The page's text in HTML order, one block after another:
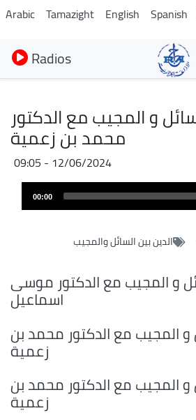
Aller
au
contenu
principal
Arabic Tamazight English Spanish
Radios
و المجيب مع الدكتور
محمد بن زعمية
12/06/2024 - 09:05
00:00
الدين بين السائل والمجيب
و المجيب مع الدكتور موسى
اسماعيل
و المجيب مع الدكتور محمد بن
زعمية
و المجيب مع الدكتور محمد بن
زعمية